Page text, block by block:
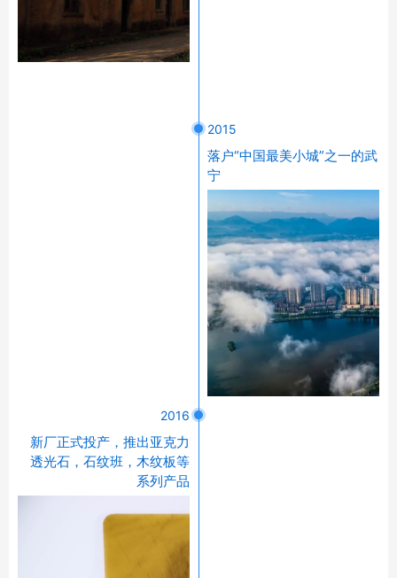
2015
落户“中国最美小城”之一的武
宁
2016
新厂正式投产，推出亚克力
透光石，石纹班，木纹板等
系列产品